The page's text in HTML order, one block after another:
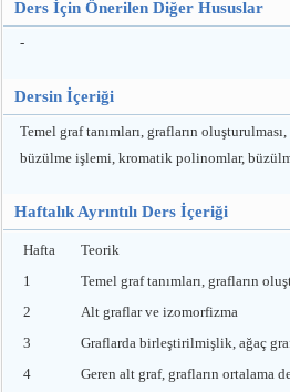
Ders İçin Önerilen Diğer Hususlar
-
Dersin İçeriği
Temel graf tanımları, grafların
büzülme işlemi, kromatik polinomlar,
Haftalık Ayrıntılı Ders İçeriği
Hafta
Teorik
1
Temel graf tanımları, grafların
2
Alt graflar ve izomorfizma
3
Graflarda birleştirilmişlik, ağaç
4
Geren alt graf, grafların ortalama